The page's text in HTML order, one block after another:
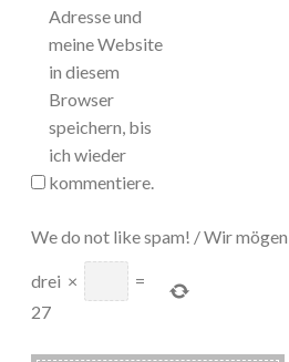
Adresse und
meine Website
in diesem
Browser
speichern, bis
ich wieder
kommentiere.
We do not like spam! / Wir mögen
drei ×
=
27